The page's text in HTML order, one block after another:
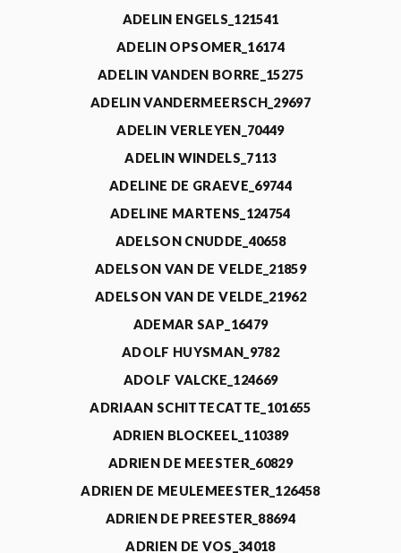
ADELIN ENGELS_121541
ADELIN OPSOMER_16174
ADELIN VANDEN BORRE_15275
ADELIN VANDERMEERSCH_29697
ADELIN VERLEYEN_70449
ADELIN WINDELS_7113
ADELINE DE GRAEVE_69744
ADELINE MARTENS_124754
ADELSON CNUDDE_40658
ADELSON VAN DE VELDE_21859
ADELSON VAN DE VELDE_21962
ADEMAR SAP_16479
ADOLF HUYSMAN_9782
ADOLF VALCKE_124669
ADRIAAN SCHITTECATTE_101655
ADRIEN BLOCKEEL_110389
ADRIEN DE MEESTER_60829
ADRIEN DE MEULEMEESTER_126458
ADRIEN DE PREESTER_88694
ADRIEN DE VOS_34018